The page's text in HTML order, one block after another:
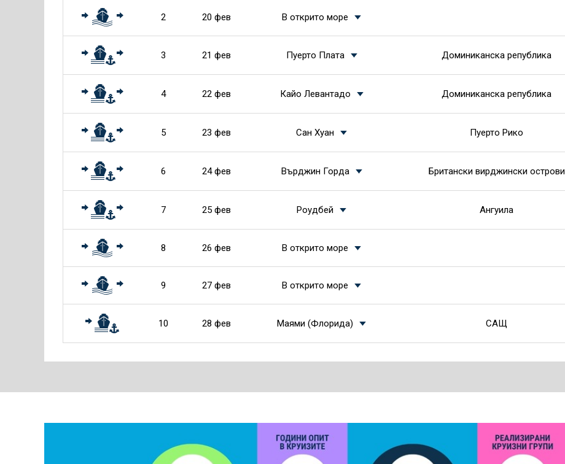
2 20 фев В открито море
3 21 фев Пуерто Плата Доминиканска република
4 22 фев Кайо Левантадо Доминиканска република
5 23 фев Сан Хуан Пуерто Рико
6 24 фев Върджин Горда Британски вирджински острови
7 25 фев Роудбей Ангуила
8 26 фев В открито море
9 27 фев В открито море
10 28 фев Маями (Флорида) САЩ